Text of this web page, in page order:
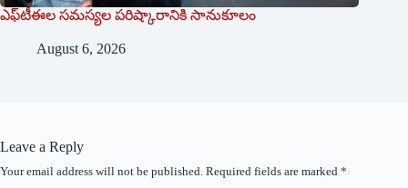
ఎఫ్‌టీఈల సమస్యల పరిష్కారానికి సానుకూలం
August 6, 2026
Leave a Reply
Your email address will not be published. Required fields are marked *